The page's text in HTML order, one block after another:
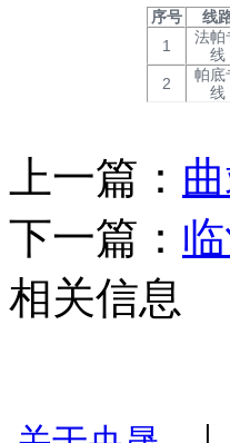
序号
线
1
法帕
线
2
帕底
线
上一篇：
下一篇：
相关信息